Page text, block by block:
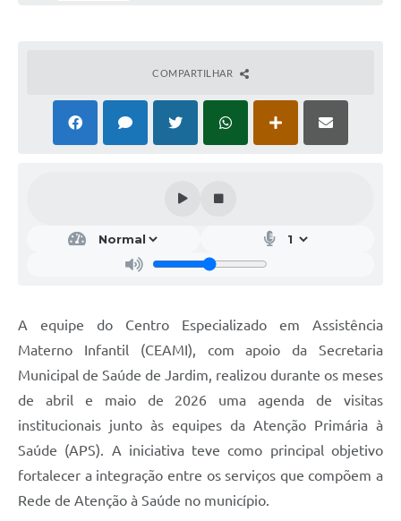
COMPARTILHAR
A equipe do Centro Especializado em Assistência
Materno Infantil (CEAMI), com apoio da Secretaria
Municipal de Saúde de Jardim, realizou durante os meses
de abril e maio de 2026 uma agenda de visitas
institucionais junto às equipes da Atenção Primária à
Saúde (APS). A iniciativa teve como principal objetivo
fortalecer a integração entre os serviços que compõem a
Rede de Atenção à Saúde no município.